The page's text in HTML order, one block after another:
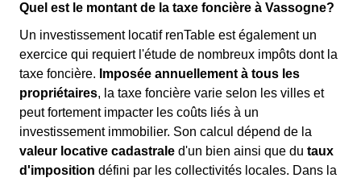
Quel est le montant de la taxe foncière à Vassogne?
Un investissement locatif renTable est également un
exercice qui requiert l'étude de nombreux impôts dont la
taxe foncière. Imposée annuellement à tous les
propriétaires, la taxe foncière varie selon les villes et
peut fortement impacter les coûts liés à un
investissement immobilier. Son calcul dépend de la
valeur locative cadastrale d'un bien ainsi que du taux
d'imposition défini par les collectivités locales. Dans la